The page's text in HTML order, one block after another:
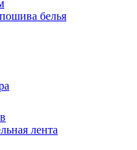
белья
лента